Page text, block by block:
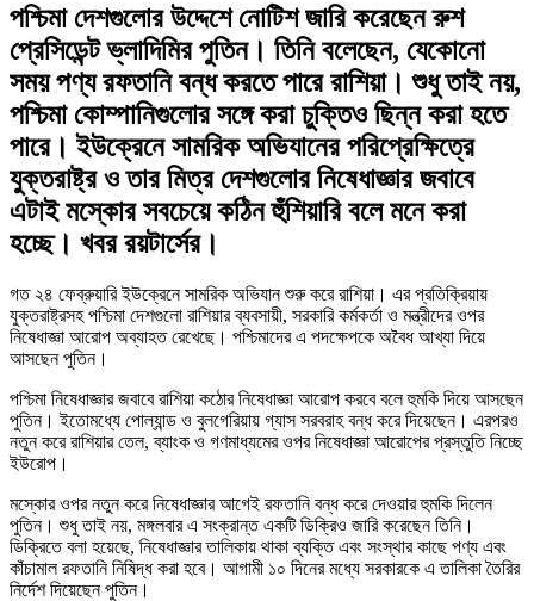
পশ্চিমা দেশগুলোর উদ্দেশে নোটিশ জারি করেছেন রুশ
প্রেসিডেন্ট ভ্লাদিমির পুতিন। তিনি বলেছেন, যেকোনো
সময় পণ্য রফতানি বন্ধ করতে পারে রাশিয়া। শুধু তাই নয়,
পশ্চিমা কোম্পানিগুলোর সঙ্গে করা চুক্তিও ছিন্ন করা হতে
পারে। ইউক্রেনে সামরিক অভিযানের পরিপ্রেক্ষিত্রে
যুক্তরাষ্ট্র ও তার মিত্র দেশগুলোর নিষেধাজ্ঞার জবাবে
এটাই মস্কোর সবচেয়ে কঠিন হুঁশিয়ারি বলে মনে করা
হচ্ছে। খবর রয়টার্সের।
গত ২৪ ফেব্রুয়ারি ইউক্রেনে সামরিক অভিযান শুরু করে রাশিয়া। এর প্রতিক্রিয়ায়
যুক্তরাষ্ট্রসহ পশ্চিমা দেশগুলো রাশিয়ার ব্যবসায়ী, সরকারি কর্মকর্তা ও মন্ত্রীদের ওপর
নিষেধাজ্ঞা আরোপ অব্যাহত রেখেছে। পশ্চিমাদের এ পদক্ষেপকে অবৈধ আখ্যা দিয়ে
আসছেন পুতিন।
পশ্চিমা নিষেধাজ্ঞার জবাবে রাশিয়া কঠোর নিষেধাজ্ঞা আরোপ করবে বলে হুমকি দিয়ে আসছেন
পুতিন। ইতোমধ্যে পোল্যান্ড ও বুলগেরিয়ায় গ্যাস সরবরাহ বন্ধ করে দিয়েছেন। এরপরও
নতুন করে রাশিয়ার তেল, ব্যাংক ও গণমাধ্যমের ওপর নিষেধাজ্ঞা আরোপের প্রস্তুতি নিচ্ছে
ইউরোপ।
মস্কোর ওপর নতুন করে নিষেধাজ্ঞার আগেই রফতানি বন্ধ করে দেওয়ার হুমকি দিলেন
পুতিন। শুধু তাই নয়, মঙ্গলবার এ সংক্রান্ত একটি ডিক্রিও জারি করেছেন তিনি।
ডিক্রিতে বলা হয়েছে, নিষেধাজ্ঞার তালিকায় থাকা ব্যক্তি এবং সংস্থার কাছে পণ্য এবং
কাঁচামাল রফতানি নিষিদ্ধ করা হবে। আগামী ১০ দিনের মধ্যে সরকারকে এ তালিকা তৈরির
নির্দেশ দিয়েছেন পুতিন।